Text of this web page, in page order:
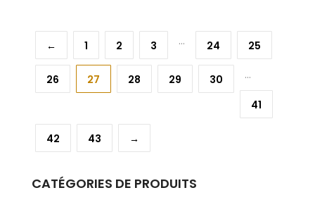
← 1 2 3 … 24 25
26 27 28 29 30 …
41
42 43 →
CATÉGORIES DE PRODUITS